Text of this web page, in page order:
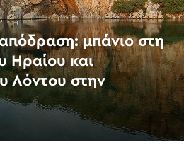
μπάνιο στη
Ηραίου και
Λόντου στην